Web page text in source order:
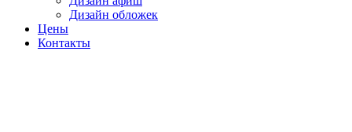
Дизайн обложек
Цены
Контакты